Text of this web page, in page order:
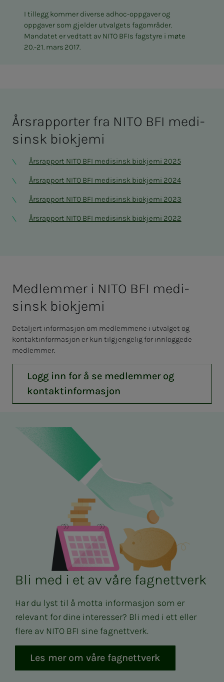
I tillegg kommer diverse adhoc-oppgaver og
oppgaver som gjelder utvalgets fagområder.
Mandatet er vedtatt av NITO BFIs fagstyre i møte
20.-21. mars 2017.
Års­rap­­­por­­­ter fra NITO BFI medi­­­
sinsk bio­­­kje­­­mi
Årsrapport NITO BFI medisinsk biokjemi 2025
Årsrapport NITO BFI medisinsk biokjemi 2024
Årsrapport NITO BFI medisinsk biokjemi 2023
Årsrapport NITO BFI medisinsk biokjemi 2022
Med­­­­­lem­­­mer i NITO BFI medi­­­
sinsk bio­­­kje­­­mi
Detaljert informasjon om medlemmene i utvalget og
kontaktinformasjon er kun tilgjengelig for innloggede
medlemmer.
Logg inn for å se medlemmer og
kontaktinformasjon
Bli med i et av våre fagnettverk
Har du lyst til å motta informasjon som er
relevant for dine interesser? Bli med i ett eller
flere av NITO BFI sine fagnettverk.
Les mer om våre fagnettverk